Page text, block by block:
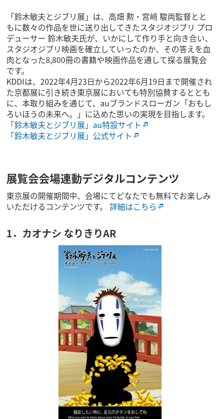
「鈴木敏夫とジブリ展」は、高畑 勲・宮﨑 駿両監督とと
もに数々の作品を世に送り出してきたスタジオジブリ プロ
デューサー 鈴木敏夫氏が、いかにして作り手と向き合い、
スタジオジブリ映画を確立していったのか、その答えを血
肉となった8,800冊の書籍や映画作品を通して探る展覧会
です。
KDDIは、2022年4月23日から2022年6月19日まで開催され
た京都展に引き続き東京展においても特別協賛するととも
に、本取り組みを通じて、auブランドスローガン「おもし
ろいほうの未来へ。」に込めた思いの実現を目指します。
「鈴木敏夫とジブリ展」au特設サイト
「鈴木敏夫とジブリ展」公式サイト
展覧会会場連動デジタルコンテンツ
東京展の開催期間中、会場にてどなたでも無料でお楽しみ
いただけるコンテンツです。詳細はこちら
1．カオナシ なりきりAR